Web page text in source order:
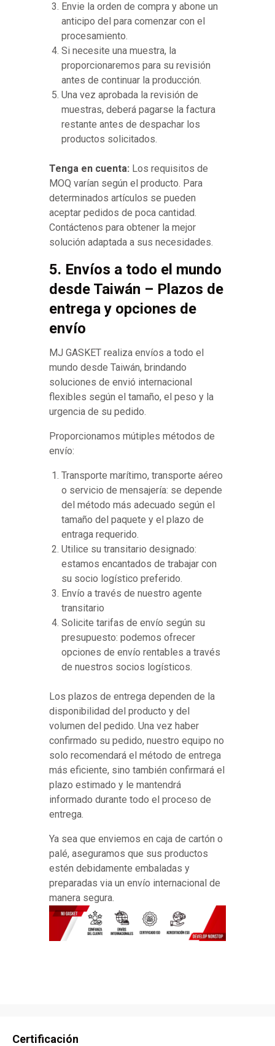
Envie la orden de compra y abone un
anticipo del para comenzar con el
procesamiento.
Si necesite una muestra, la
proporcionaremos para su revisión
antes de continuar la producción.
Una vez aprobada la revisión de
muestras, deberá pagarse la factura
restante antes de despachar los
productos solicitados.
Tenga en cuenta: Los requisitos de
MOQ varían según el producto. Para
determinados artículos se pueden
aceptar pedidos de poca cantidad.
Contáctenos para obtener la mejor
solución adaptada a sus necesidades.
5. Envíos a todo el mundo
desde Taiwán – Plazos de
entrega y opciones de
envío
MJ GASKET realiza envíos a todo el
mundo desde Taiwán, brindando
soluciones de envió internacional
flexibles según el tamaño, el peso y la
urgencia de su pedido.
Proporcionamos mútiples métodos de
envío:
Transporte marítimo, transporte aéreo
o servicio de mensajería: se depende
del método más adecuado según el
tamaño del paquete y el plazo de
entraga requerido.
Utilice su transitario designado:
estamos encantados de trabajar con
su socio logístico preferido.
Envío a través de nuestro agente
transitario
Solicite tarifas de envío según su
presupuesto: podemos ofrecer
opciones de envío rentables a través
de nuestros socios logísticos.
Los plazos de entrega dependen de la
disponibilidad del producto y del
volumen del pedido. Una vez haber
confirmado su pedido, nuestro equipo no
solo recomendará el método de entrega
más eficiente, sino también confirmará el
plazo estimado y le mantendrá
informado durante todo el proceso de
entrega.
Ya sea que enviemos en caja de cartón o
palé, aseguramos que sus productos
estén debidamente embaladas y
preparadas via un envío internacional de
manera segura.
Certificación